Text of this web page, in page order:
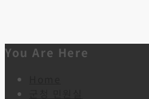
You Are Here